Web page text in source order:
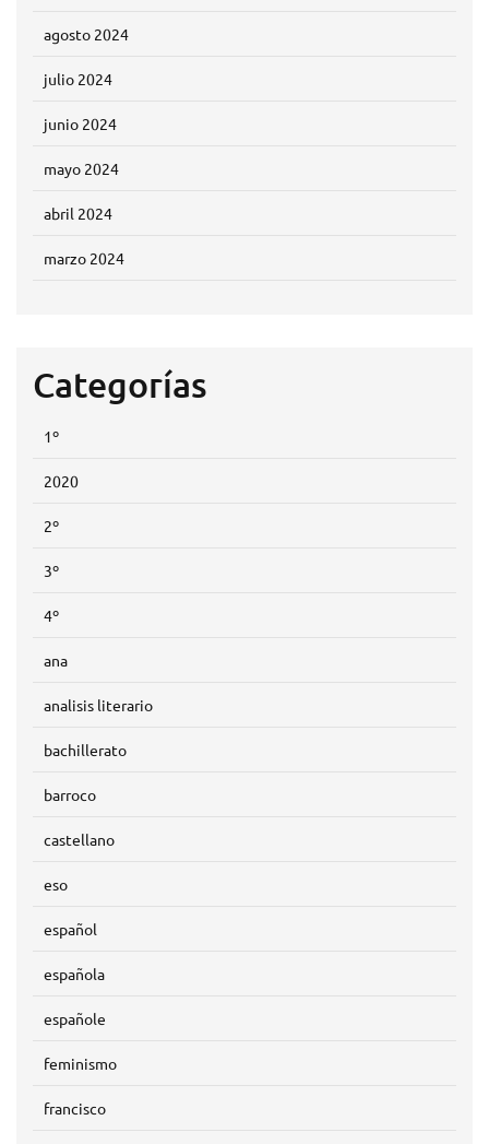
agosto 2024
julio 2024
junio 2024
mayo 2024
abril 2024
marzo 2024
Categorías
1º
2020
2º
3º
4º
ana
analisis literario
bachillerato
barroco
castellano
eso
español
española
españole
feminismo
francisco